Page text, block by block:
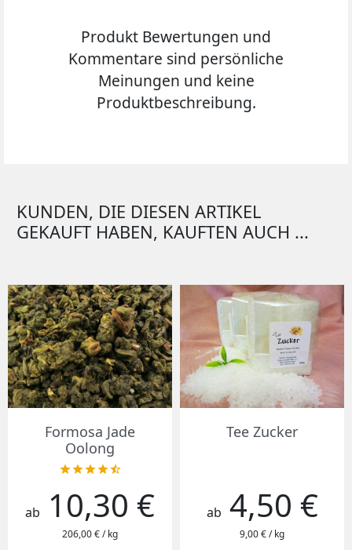
Produkt Bewertungen und
Kommentare sind persönliche
Meinungen und keine
Produktbeschreibung.
KUNDEN, DIE DIESEN ARTIKEL
GEKAUFT HABEN, KAUFTEN AUCH ...
Formosa Jade
Oolong

Preis
ab 10,30 €
206,00 € / kg
Tee Zucker
Preis
ab 4,50 €
9,00 € / kg